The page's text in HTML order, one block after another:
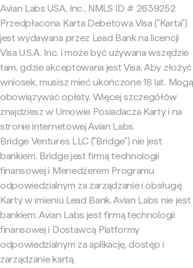
Avian Labs USA, Inc., NMLS ID # 2639252
Przedpłacona Karta Debetowa Visa ("Karta")
jest wydawana przez Lead Bank na licencji
Visa U.S.A. Inc. i może być używana wszędzie
tam, gdzie akceptowana jest Visa. Aby złożyć
wniosek, musisz mieć ukończone 18 lat. Mogą
obowiązywać opłaty. Więcej szczegółów
znajdziesz w Umowie Posiadacza Karty i na
stronie internetowej Avian Labs.
Bridge Ventures LLC ("Bridge") nie jest
bankiem. Bridge jest firmą technologii
finansowej i Menedżerem Programu
odpowiedzialnym za zarządzanie i obsługę
Karty w imieniu Lead Bank. Avian Labs nie jest
bankiem. Avian Labs jest firmą technologii
finansowej i Dostawcą Platformy
odpowiedzialnym za aplikację, dostęp i
zarządzanie kartą.